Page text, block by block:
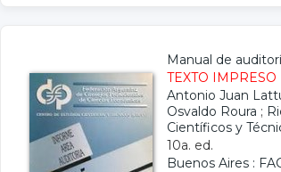
Manual de
TEXTO IMPRESO
Antonio Juan
Osvaldo Roura ;
Científicos y
10a. ed.
Buenos Aires :